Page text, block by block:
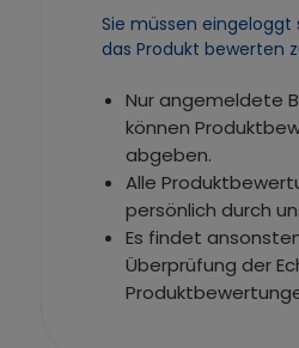
Sie müssen eingeloggt
das Produkt bewerten
Nur angemeldete
können
abgeben.
Alle
persönlich durch
Es findet
Überprüfung der